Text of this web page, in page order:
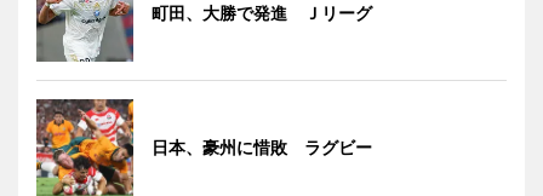
町田、大勝で発進 Ｊリーグ
日本、豪州に惜敗 ラグビー